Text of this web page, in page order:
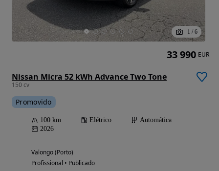
1 / 6
Nissan Micra 52 kWh Advance Two Tone
150 cv
Promovido
100 km Elétrico
Automática
2026
Valongo (Porto)
Profissional • Publicado
33 990 EUR